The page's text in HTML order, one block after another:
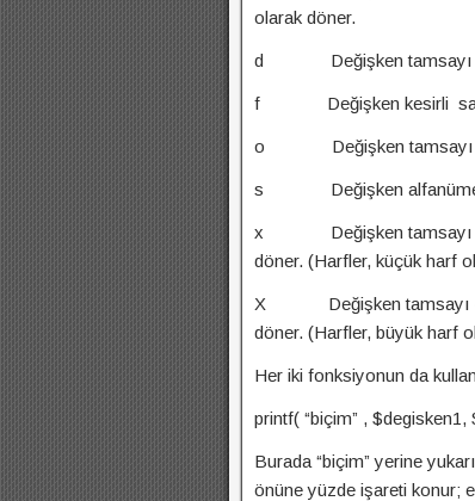
olarak döner.
d Değişken tamsayı
f Değişken kesirli sayı
o Değişken tamsayı
s Değişken alfanümerik
x Değişken tamsayı
döner. (Harfler, küçük harf
X Değişken tamsayı
döner. (Harfler, büyük harf
Her iki fonksiyonun da
printf( “biçim” ,
Burada “biçim” yerine
önüne yüzde işareti konur;